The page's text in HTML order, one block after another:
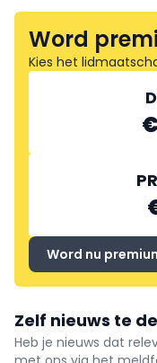
Word
Kies het
Word nu
Zelf nieuws te
Heb je nieuws dat